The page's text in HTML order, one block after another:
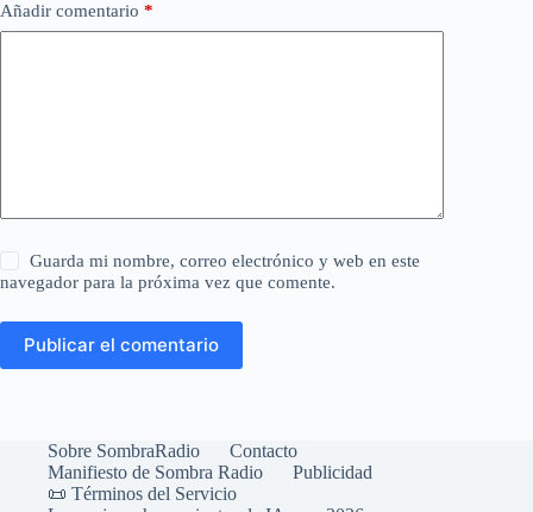
Añadir comentario *
Guarda mi nombre, correo electrónico y web en este
navegador para la próxima vez que comente.
Publicar el comentario
Sobre SombraRadio
Contacto
Manifiesto de Sombra Radio
Publicidad
📜 Términos del Servicio